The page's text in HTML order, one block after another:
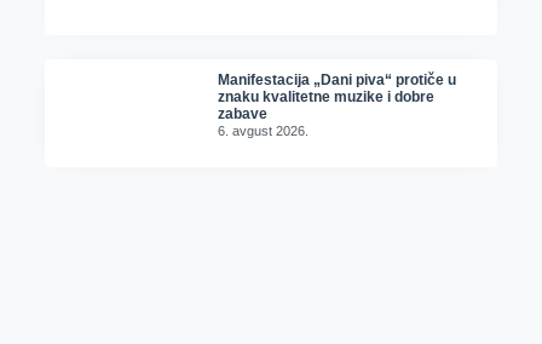
Manifestacija „Dani piva“ protiče u
znaku kvalitetne muzike i dobre
zabave
6. avgust 2026.